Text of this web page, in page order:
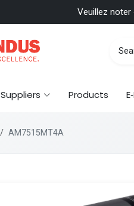
Veuillez
Suppliers Products
AM7515MT4A